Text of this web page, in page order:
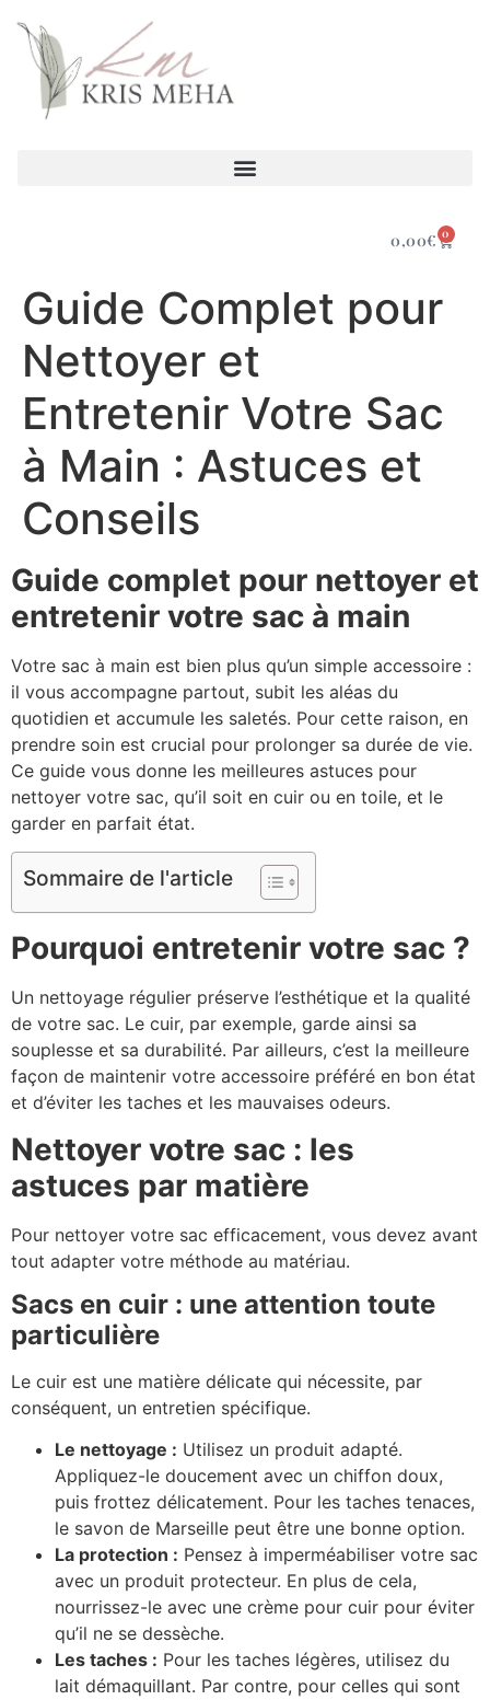
0,00€ 0
Guide Complet pour
Nettoyer et
Entretenir Votre Sac
à Main : Astuces et
Conseils
Guide complet pour nettoyer et
entretenir votre sac à main
Votre sac à main est bien plus qu’un simple accessoire :
il vous accompagne partout, subit les aléas du
quotidien et accumule les saletés. Pour cette raison, en
prendre soin est crucial pour prolonger sa durée de vie.
Ce guide vous donne les meilleures astuces pour
nettoyer votre sac, qu’il soit en cuir ou en toile, et le
garder en parfait état.
Sommaire de l'article
Pourquoi entretenir votre sac ?
Un nettoyage régulier préserve l’esthétique et la qualité
de votre sac. Le cuir, par exemple, garde ainsi sa
souplesse et sa durabilité. Par ailleurs, c’est la meilleure
façon de maintenir votre accessoire préféré en bon état
et d’éviter les taches et les mauvaises odeurs.
Nettoyer votre sac : les
astuces par matière
Pour nettoyer votre sac efficacement, vous devez avant
tout adapter votre méthode au matériau.
Sacs en cuir : une attention toute
particulière
Le cuir est une matière délicate qui nécessite, par
conséquent, un entretien spécifique.
Le nettoyage : Utilisez un produit adapté.
Appliquez-le doucement avec un chiffon doux,
puis frottez délicatement. Pour les taches tenaces,
le savon de Marseille peut être une bonne option.
La protection : Pensez à imperméabiliser votre sac
avec un produit protecteur. En plus de cela,
nourrissez-le avec une crème pour cuir pour éviter
qu’il ne se dessèche.
Les taches : Pour les taches légères, utilisez du
lait démaquillant. Par contre, pour celles qui sont